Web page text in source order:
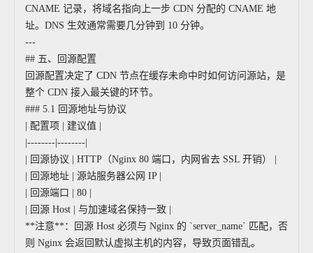
CNAME 记录，将域名指向上一步 CDN 分配的 CNAME 地
址。DNS 生效通常需要几分钟到 10 分钟。
---
## 五、回源配置
回源配置决定了 CDN 节点在缓存未命中时如何访问源站，是
整个 CDN 接入最关键的环节。
### 5.1 回源地址与协议
| 配置项 | 建议值 |
|--------|--------|
| 回源协议 | HTTP（Nginx 80 端口，内网省去 SSL 开销） |
| 回源地址 | 源站服务器公网 IP |
| 回源端口 | 80 |
| 回源 Host | 与加速域名保持一致 |
**注意**：回源 Host 必须与 Nginx 的 `server_name` 匹配，否
则 Nginx 会返回默认虚拟主机的内容，导致页面错乱。